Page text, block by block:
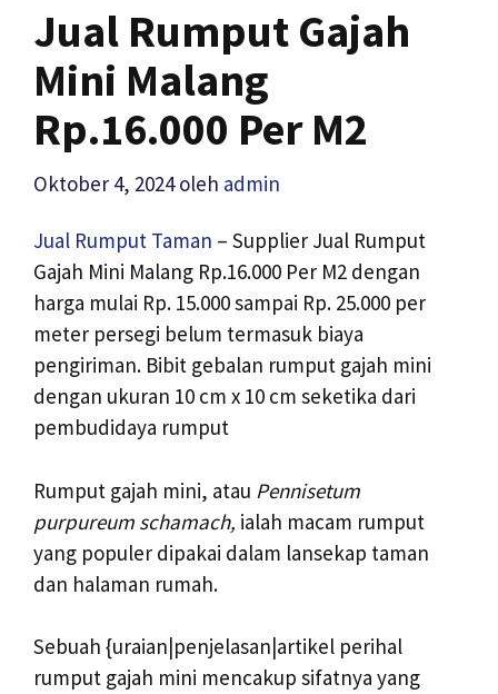
Jual Rumput Gajah
Mini Malang
Rp.16.000 Per M2
Oktober 4, 2024 oleh admin
Jual Rumput Taman – Supplier Jual Rumput
Gajah Mini Malang Rp.16.000 Per M2 dengan
harga mulai Rp. 15.000 sampai Rp. 25.000 per
meter persegi belum termasuk biaya
pengiriman. Bibit gebalan rumput gajah mini
dengan ukuran 10 cm x 10 cm seketika dari
pembudidaya rumput
Rumput gajah mini, atau Pennisetum
purpureum schamach, ialah macam rumput
yang populer dipakai dalam lansekap taman
dan halaman rumah.
Sebuah {uraian|penjelasan|artikel perihal
rumput gajah mini mencakup sifatnya yang